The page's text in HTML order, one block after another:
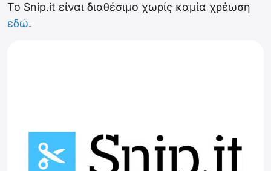
To Snip.it είναι διαθέσιμο χωρίς καμία χρέωση
εδώ.